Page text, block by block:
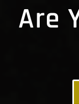
Are